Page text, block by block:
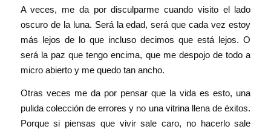
A veces, me da por disculparme cuando visito el lado
oscuro de la luna. Será la edad, será que cada vez estoy
más lejos de lo que incluso decimos que está lejos. O
será la paz que tengo encima, que me despojo de todo a
micro abierto y me quedo tan ancho.
Otras veces me da por pensar que la vida es esto, una
pulida colección de errores y no una vitrina llena de éxitos.
Porque si piensas que vivir sale caro, no hacerlo sale